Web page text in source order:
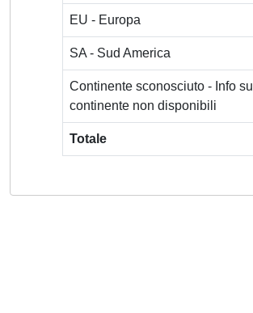
EU - Europa
SA - Sud America
Continente sconosciuto - Info sul
continente non disponibili
Totale